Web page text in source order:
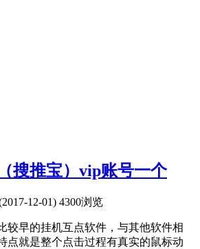
搜推宝）vip账号一个
12-01) 4300浏览
较早的挂机互点软件，与其他软件相
点就是整个点击过程有真实的鼠标动